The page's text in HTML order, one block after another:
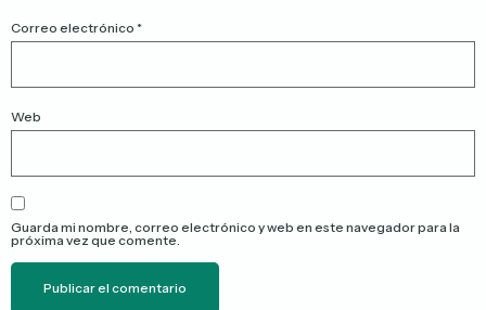
Correo electrónico *
Web
Guarda mi nombre, correo electrónico y web en este navegador para la
próxima vez que comente.